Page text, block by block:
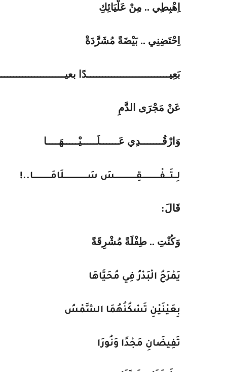
اِهْبِطِي .. مِنْ عَلْيَائِكِ
اِحْتَضِنِي ..بَيْضَةً مُشَرَّدَةْ
بَعِيـــــــــــــــــــــــــــدًا
عَنْ مَجْرَى الدَّمِ
وَارْقُـــــــدِي عَــــــلَـــــيْـــــهَــــا
لِـــتَــــفْـــــــــــــــــقِـــــــــــــــــــــسَ سَـــــــــــــــــــــــلَامَـــــــــــــــــا..!
قَالَ:
وَكُنْتِ .. طِفْلَةً مُشْرِقَةً
يَمْرَحُ الْبَدْرُ فِي مُحَيَّاهَا
بِعَيْنَيْنِ تَسْكُنُهُمَا الشَّمْسُ
تَفِيضَانِ مَجْدًا وَنُورَا